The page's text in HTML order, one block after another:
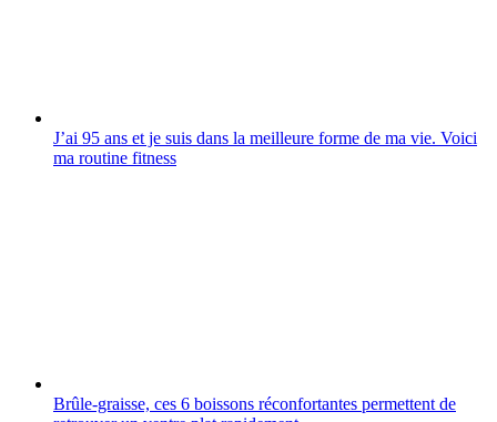
J’ai 95 ans et je suis dans la meilleure forme de ma vie. Voici
ma routine fitness
Brûle-graisse, ces 6 boissons réconfortantes permettent de